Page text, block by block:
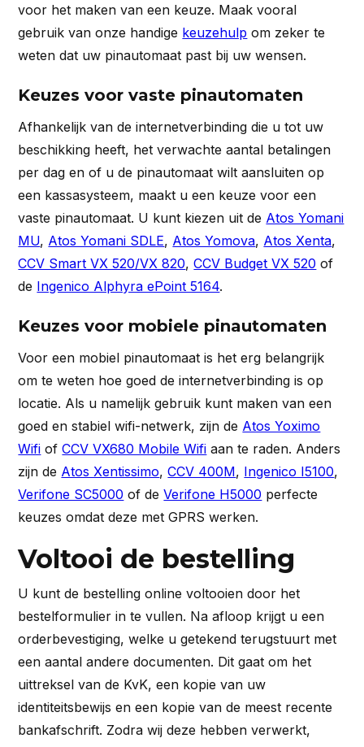
voor het maken van een keuze. Maak vooral
gebruik van onze handige keuzehulp om zeker te
weten dat uw pinautomaat past bij uw wensen.
Keuzes voor vaste pinautomaten
Afhankelijk van de internetverbinding die u tot uw
beschikking heeft, het verwachte aantal betalingen
per dag en of u de pinautomaat wilt aansluiten op
een kassasysteem, maakt u een keuze voor een
vaste pinautomaat. U kunt kiezen uit de Atos Yomani
MU, Atos Yomani SDLE, Atos Yomova, Atos Xenta,
CCV Smart VX 520/VX 820,CCV Budget VX 520 of
de Ingenico Alphyra ePoint 5164.
Keuzes voor mobiele pinautomaten
Voor een mobiel pinautomaat is het erg belangrijk
om te weten hoe goed de internetverbinding is op
locatie. Als u namelijk gebruik kunt maken van een
goed en stabiel wifi-netwerk, zijn de Atos Yoximo
Wifi ofCCV VX680 Mobile Wifi aan te raden. Anders
zijn de Atos Xentissimo,CCV 400M, Ingenico I5100,
Verifone SC5000 of deVerifone H5000 perfecte
keuzes omdat deze met GPRS werken.
Voltooi de bestelling
U kunt de bestelling online voltooien door het
bestelformulier in te vullen. Na afloop krijgt u een
orderbevestiging, welke u getekend terugstuurt met
een aantal andere documenten. Dit gaat om het
uittreksel van de KvK, een kopie van uw
identiteitsbewijs en een kopie van de meest recente
bankafschrift. Zodra wij deze hebben verwerkt,